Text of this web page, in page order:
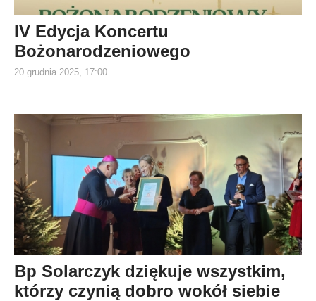
IV Edycja Koncertu
Bożonarodzeniowego
20 grudnia 2025, 17:00
Bp Solarczyk dziękuje wszystkim,
którzy czynią dobro wokół siebie